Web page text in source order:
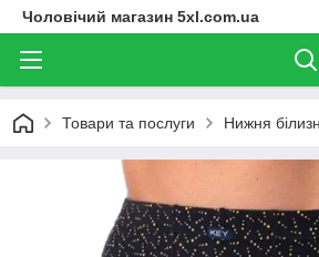
Чоловічий магазин 5xl.com.ua
Товари та послуги Нижня